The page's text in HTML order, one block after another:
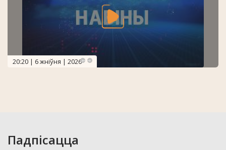
20:20 | 6 жніўня | 2026
Падпісацца